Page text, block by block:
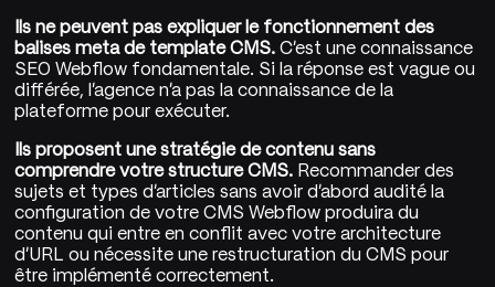
Ils ne peuvent pas expliquer le fonctionnement des
balises meta de template CMS. C'est une connaissance
SEO Webflow fondamentale. Si la réponse est vague ou
différée, l'agence n'a pas la connaissance de la
plateforme pour exécuter.
Ils proposent une stratégie de contenu sans
comprendre votre structure CMS. Recommander des
sujets et types d'articles sans avoir d'abord audité la
configuration de votre CMS Webflow produira du
contenu qui entre en conflit avec votre architecture
d'URL ou nécessite une restructuration du CMS pour
être implémenté correctement.